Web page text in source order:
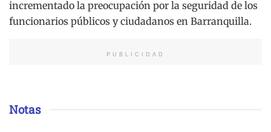
incrementado la preocupación por la seguridad de los
funcionarios públicos y ciudadanos en Barranquilla.
PUBLICIDAD
Notas